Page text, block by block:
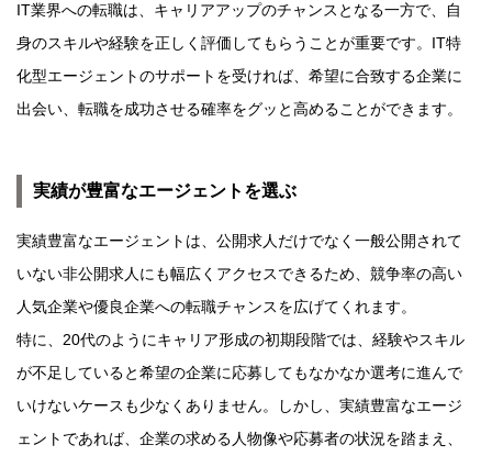
IT業界への転職は、キャリアアップのチャンスとなる一方で、自
身のスキルや経験を正しく評価してもらうことが重要です。IT特
化型エージェントのサポートを受ければ、希望に合致する企業に
出会い、転職を成功させる確率をグッと高めることができます。
実績が豊富なエージェントを選ぶ
実績豊富なエージェントは、公開求人だけでなく一般公開されて
いない非公開求人にも幅広くアクセスできるため、競争率の高い
人気企業や優良企業への転職チャンスを広げてくれます。
特に、20代のようにキャリア形成の初期段階では、経験やスキル
が不足していると希望の企業に応募してもなかなか選考に進んで
いけないケースも少なくありません。しかし、実績豊富なエージ
ェントであれば、企業の求める人物像や応募者の状況を踏まえ、